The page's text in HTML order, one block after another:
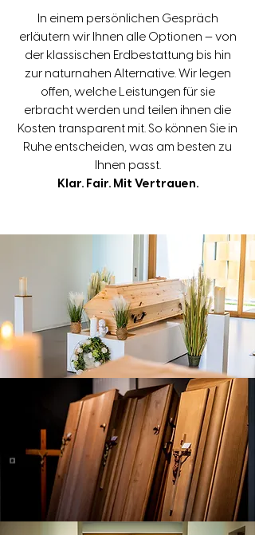
In einem persönlichen Gespräch
erläutern wir Ihnen alle Optionen — von
der klassischen Erdbestattung bis hin
zur naturnahen Alternative. Wir legen
offen, welche Leistungen für sie
erbracht werden und teilen ihnen die
Kosten transparent mit. So können Sie in
Ruhe entscheiden, was am besten zu
Ihnen passt.
Klar. Fair. Mit Vertrauen.